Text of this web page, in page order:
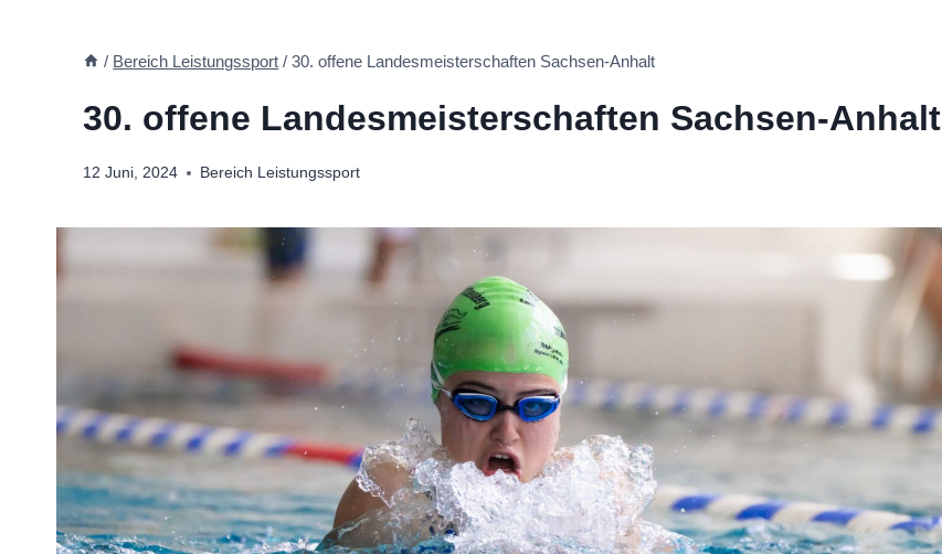
/ Bereich Leistungssport / 30. offene Landesmeisterschaften Sachsen-Anhalt
30. offene Landesmeisterschaften Sachsen-Anhalt
12 Juni, 2024 Bereich Leistungssport